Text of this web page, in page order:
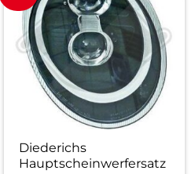
Diederichs
Hauptscheinwerfersatz